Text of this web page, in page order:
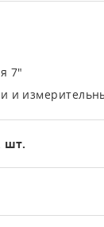
7"
и
шт.